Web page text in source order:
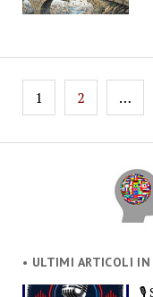
• ULTIMI ARTICOLI
🎙️
Paginación
de
1 2 …